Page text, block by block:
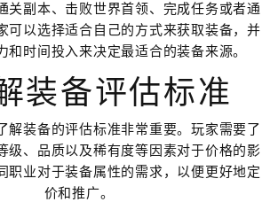
关副本、击败世界首领、完成任务或者通
可以选择适合自己的方式来获取装备，并
和时间投入来决定最适合的装备来源。
装备评估标准
解装备的评估标准非常重要。玩家需要了
级、品质以及稀有度等因素对于价格的影
职业对于装备属性的需求，以便更好地定
价和推广。